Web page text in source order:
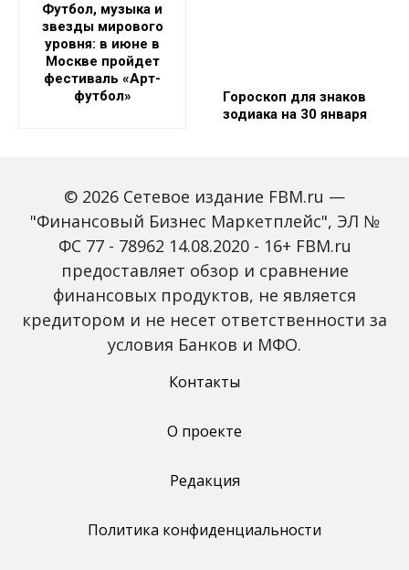
Футбол, музыка и
звезды мирового
уровня: в июне в
Москве пройдет
фестиваль «Арт-
футбол»
Гороскоп для знаков
зодиака на 30 января
Пропалестинский
активист прервал матч
Australian Open с
участием Зверева
продажи бюджетного
седана Suzuki Ciaz по
цене от 2,3 млн рублей
© 2026 Сетевое издание FBM.ru —
"Финансовый Бизнес Маркетплейс", ЭЛ №
ФС 77 - 78962 14.08.2020 - 16+ FBM.ru
предоставляет обзор и сравнение
финансовых продуктов, не является
кредитором и не несет ответственности за
условия Банков и МФО.
Контакты
О проекте
Редакция
Политика конфиденциальности